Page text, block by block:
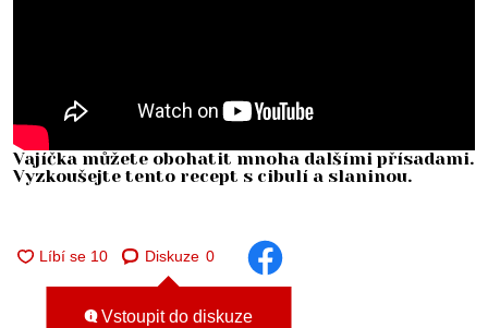
Vajíčka můžete obohatit mnoha dalšími přísadami.
Vyzkoušejte tento recept s cibulí a slaninou.
Diskuze 0
Vstoupit do diskuze